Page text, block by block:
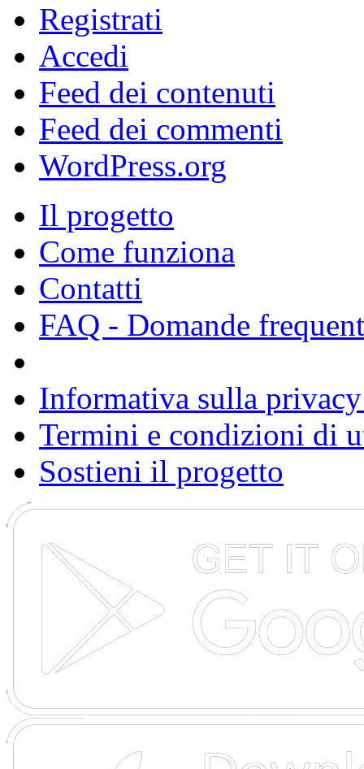
Registrati
Accedi
Feed dei contenuti
Feed dei commenti
WordPress.org
Il progetto
Come funziona
Contatti
FAQ - Domande
Informativa sulla
Termini e condizioni di
Sostieni il progetto